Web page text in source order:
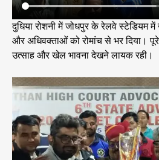
दुधिया रोशनी में जोधपुर के रेलवे स्टेडियम
और अधिवक्ताओं को रोमांच से भर दिया।
उत्साह और खेल भावना देखने लायक रही।